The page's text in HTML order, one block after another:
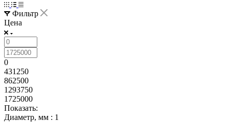
Фильтр
Цена
0
431250
862500
1293750
1725000
Показать:
Диаметр, мм : 1